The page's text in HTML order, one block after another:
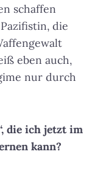
schaffen
die
eben auch,
nur durch
die ich jetzt im
kann?